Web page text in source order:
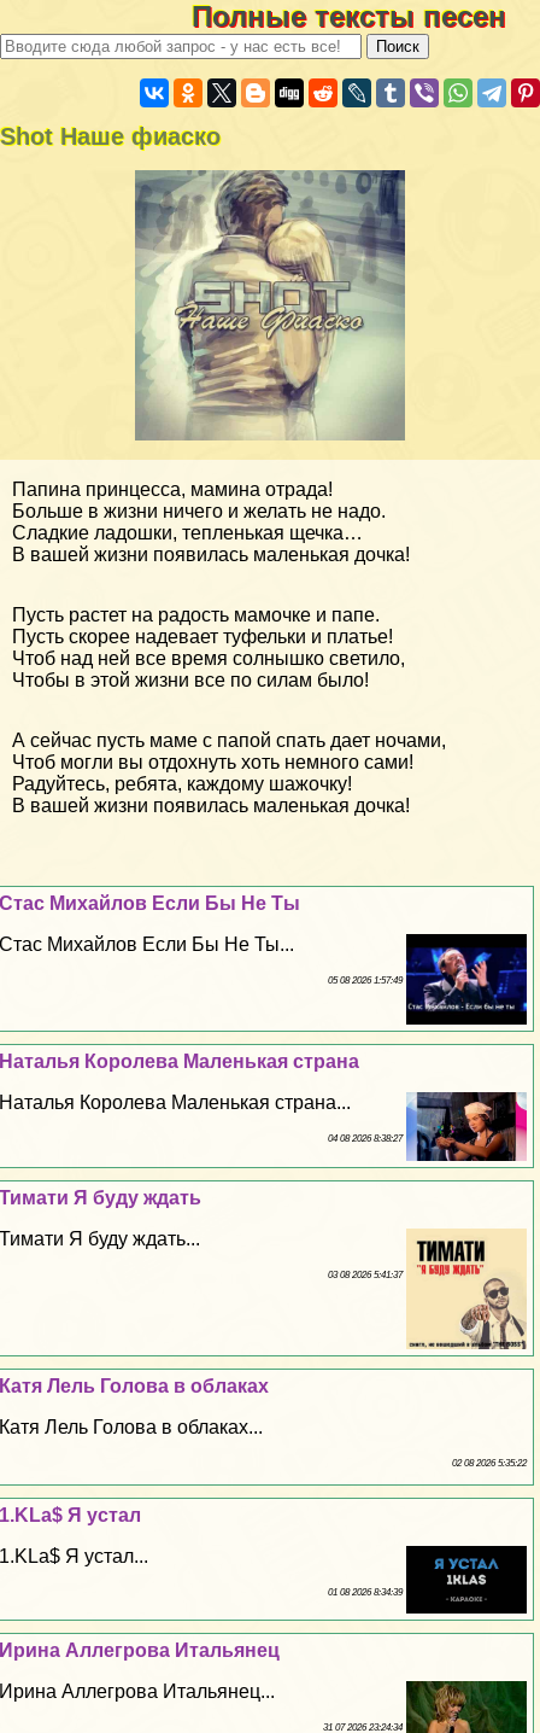
Полные тексты песен
Shot Наше фиаско
Папина принцесса, мамина отрада!
Больше в жизни ничего и желать не надо.
Сладкие ладошки, тепленькая щечка…
В вашей жизни появилась маленькая дочка!
Пусть растет на радость мамочке и папе.
Пусть скорее надевает туфельки и платье!
Чтоб над ней все время солнышко светило,
Чтобы в этой жизни все по силам было!
А сейчас пусть маме с папой спать дает ночами,
Чтоб могли вы отдохнуть хоть немного сами!
Радуйтесь, ребята, каждому шажочку!
В вашей жизни появилась маленькая дочка!
Стас Михайлов Если Бы Не Ты
Стас Михайлов Если Бы Не Ты...
05 08 2026 1:57:49
Наталья Королева Маленькая страна
Наталья Королева Маленькая страна...
04 08 2026 8:38:27
Тимати Я буду ждать
Тимати Я буду ждать...
03 08 2026 5:41:37
Катя Лель Голова в облаках
Катя Лель Голова в облаках...
02 08 2026 5:35:22
1.KLa$ Я устал
1.KLa$ Я устал...
01 08 2026 8:34:39
Ирина Аллегрова Итальянец
Ирина Аллегрова Итальянец...
31 07 2026 23:24:34